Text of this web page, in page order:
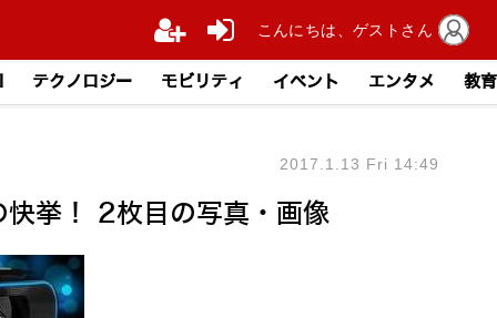
テクノロジー モビリティ イベント エンタメ 教育
挙！ 2枚目の写真・画像
2017.1.13 Fri 14:49
こんにちは、ゲストさん